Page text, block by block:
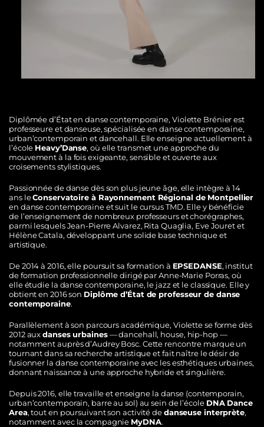
Diplômée d’État en danse contemporaine, Violette Brénier est
professeure et danseuse, spécialisée en danse contemporaine,
urban’contemporain et dancehall. Elle enseigne actuellement à
l’école Heavy’Danse, où elle transmet une approche du
mouvement à la fois exigeante, sensible et ouverte aux
croisements stylistiques.
Passionnée de danse dès son plus jeune âge, elle intègre à 14
ans leConservatoire à Rayonnement Régional de Montpellier
en danse contemporaine et suit le cursus TMD. Elle y bénéficie
de l’enseignement de nombreux professeurs et chorégraphes,
parmi lesquels Jean-Pierre Alvarez, Rita Quaglia, Eve Jouret et
Hélène Catala, développant une solide base technique et
artistique.
De 2014 à 2016, elle poursuit sa formation à EPSEDANSE, institut
de formation professionnelle dirigé par Anne-Marie Porras, où
elle étudie la danse contemporaine, le jazz et le classique. Elle y
obtient en 2016 son Diplôme d’État de professeur de danse
contemporaine.
Parallèlement à son parcours académique, Violette se forme dès
2012 auxdanses urbaines— dancehall, house, hip-hop —
notamment auprès d’Audrey Bosc. Cette rencontre marque un
tournant dans sa recherche artistique et fait naître le désir de
fusionner la danse contemporaine avec les esthétiques urbaines,
donnant naissance à une approche hybride et singulière.
Depuis 2016, elle travaille et enseigne la danse (contemporain,
urban’contemporain, barre au sol) au sein de l’école DNA Dance
Area, tout en poursuivant son activité dedanseuse interprète,
notamment avec la compagnie MyDNA.